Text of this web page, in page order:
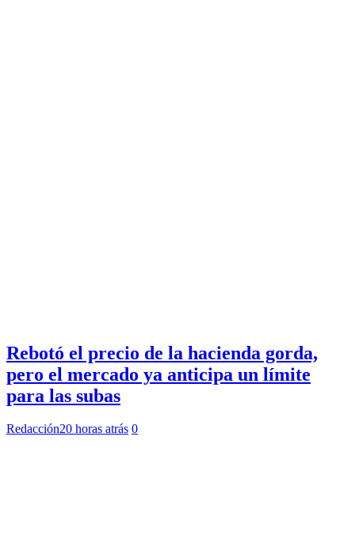
Rebotó el precio de la hacienda gorda,
pero el mercado ya anticipa un límite
para las subas
Redacción20 horas atrás 0